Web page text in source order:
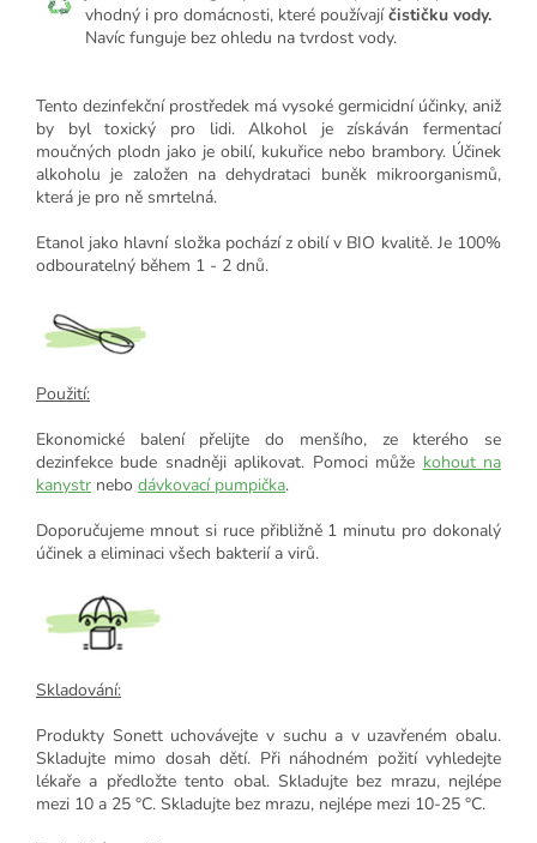
vhodný i pro domácnosti, které používajíčističku vody.
Navíc funguje bez ohledu na tvrdost vody.
Tento dezinfekční prostředek má vysoké germicidní účinky, aniž
by byl toxický pro lidi. Alkohol je získáván fermentací
moučných plodn jako je obilí, kukuřice nebo brambory. Účinek
alkoholu je založen na dehydrataci buněk mikroorganismů,
která je pro ně smrtelná.
Etanol jako hlavní složka pochází z obilí v BIO kvalitě. Je 100%
odbouratelný během 1 - 2 dnů.
Použití:
Ekonomické balení přelijte do menšího, ze kterého se
dezinfekce bude snadněji aplikovat. Pomoci může kohout na
kanystr nebo dávkovací pumpička.
Doporučujeme mnout si ruce přibližně 1 minutu pro dokonalý
účinek a eliminaci všech bakterií a virů.
Skladování:
Produkty Sonett uchovávejte v suchu a v uzavřeném obalu.
Skladujte mimo dosah dětí. Při náhodném požití vyhledejte
lékaře a předložte tento obal. Skladujte bez mrazu, nejlépe
mezi 10 a 25 °C. Skladujte bez mrazu, nejlépe mezi 10-25 °C.